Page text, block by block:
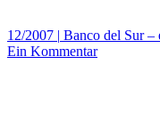
12/2007 | Banco del Sur –
Ein Kommentar